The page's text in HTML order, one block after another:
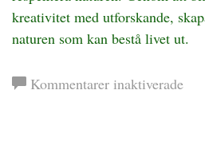
kreativitet med utforskande,
naturen som kan bestå livet ut.
Kommentarer inaktiveradeför